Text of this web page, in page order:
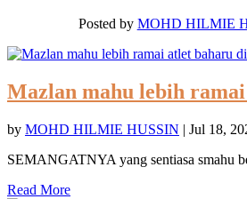
Posted by MOHD HILMIE
Mazlan mahu lebih
by MOHD HILMIE HUSSIN | Jul 18,
SEMANGATNYA yang sentiasa smahu
Read More